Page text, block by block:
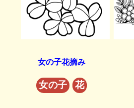
女の子花摘み
女の子 花